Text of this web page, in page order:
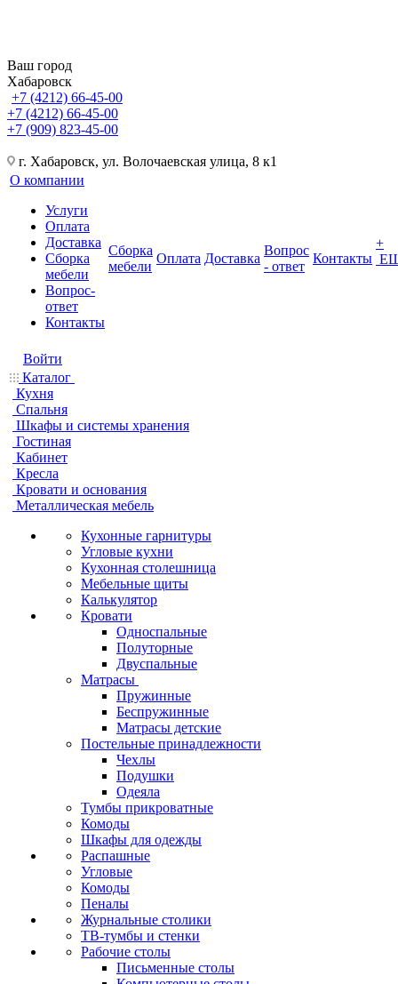
Ваш город
Хабаровск
+7 (4212) 66-45-00
+7 (4212) 66-45-00
+7 (909) 823-45-00
г. Хабаровск, ул. Волочаевская улица, 8 к1
О компании
Услуги
Оплата
Доставка
Сборка
мебели
Вопрос-
ответ
Контакты
Сборка
мебели
Оплата Доставка
Вопрос
- ответ
Контакты
+
Войти
Каталог
Кухня
Спальня
Шкафы и системы хранения
Гостиная
Кабинет
Кресла
Кровати и основания
Металлическая мебель
Кухонные гарнитуры
Угловые кухни
Кухонная столешница
Мебельные щиты
Калькулятор
Кровати
Односпальные
Полуторные
Двуспальные
Матрасы
Пружинные
Беспружинные
Матрасы детские
Постельные принадлежности
Чехлы
Подушки
Одеяла
Тумбы прикроватные
Комоды
Шкафы для одежды
Распашные
Угловые
Комоды
Пеналы
Журнальные столики
ТВ‑тумбы и стенки
Рабочие столы
Письменные столы